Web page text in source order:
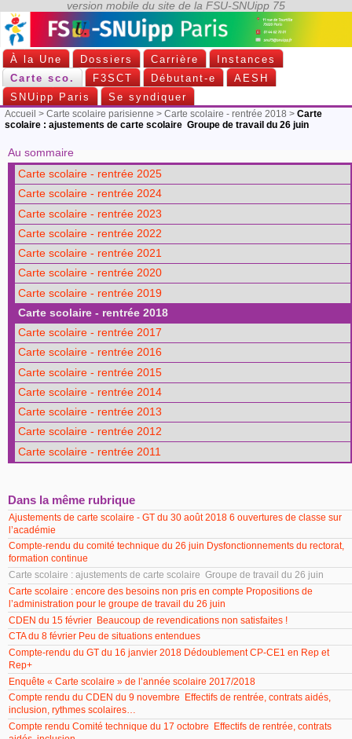
À la Une Dossiers Carrière
Instances
Carte sco.
F3SCT Débutant-e
AESH
SNUipp Paris
Se syndiquer
Accueil >Carte scolaire parisienne >Carte scolaire - rentrée 2018 >Carte
scolaire : ajustements de carte scolaire Groupe de travail du 26 juin
Au sommaire
Carte scolaire - rentrée 2025
Carte scolaire - rentrée 2024
Carte scolaire - rentrée 2023
Carte scolaire - rentrée 2022
Carte scolaire - rentrée 2021
Carte scolaire - rentrée 2020
Carte scolaire - rentrée 2019
Carte scolaire - rentrée 2018
Carte scolaire - rentrée 2017
Carte scolaire - rentrée 2016
Carte scolaire - rentrée 2015
Carte scolaire - rentrée 2014
Carte scolaire - rentrée 2013
Carte scolaire - rentrée 2012
Carte scolaire - rentrée 2011
Dans la même rubrique
Ajustements de carte scolaire - GT du 30 août 2018 6 ouvertures de classe sur
l’académie
Compte-rendu du comité technique du 26 juin Dysfonctionnements du rectorat,
formation continue
Carte scolaire : ajustements de carte scolaire Groupe de travail du 26 juin
Carte scolaire : encore des besoins non pris en compte Propositions de
l’administration pour le groupe de travail du 26 juin
CDEN du 15 février Beaucoup de revendications non satisfaites !
CTA du 8 février Peu de situations entendues
Compte-rendu du GT du 16 janvier 2018 Dédoublement CP-CE1 en Rep et
Rep+
Enquête « Carte scolaire » de l’année scolaire 2017/2018
Compte rendu du CDEN du 9 novembre Effectifs de rentrée, contrats aidés,
inclusion, rythmes scolaires…
Compte rendu Comité technique du 17 octobre Effectifs de rentrée, contrats